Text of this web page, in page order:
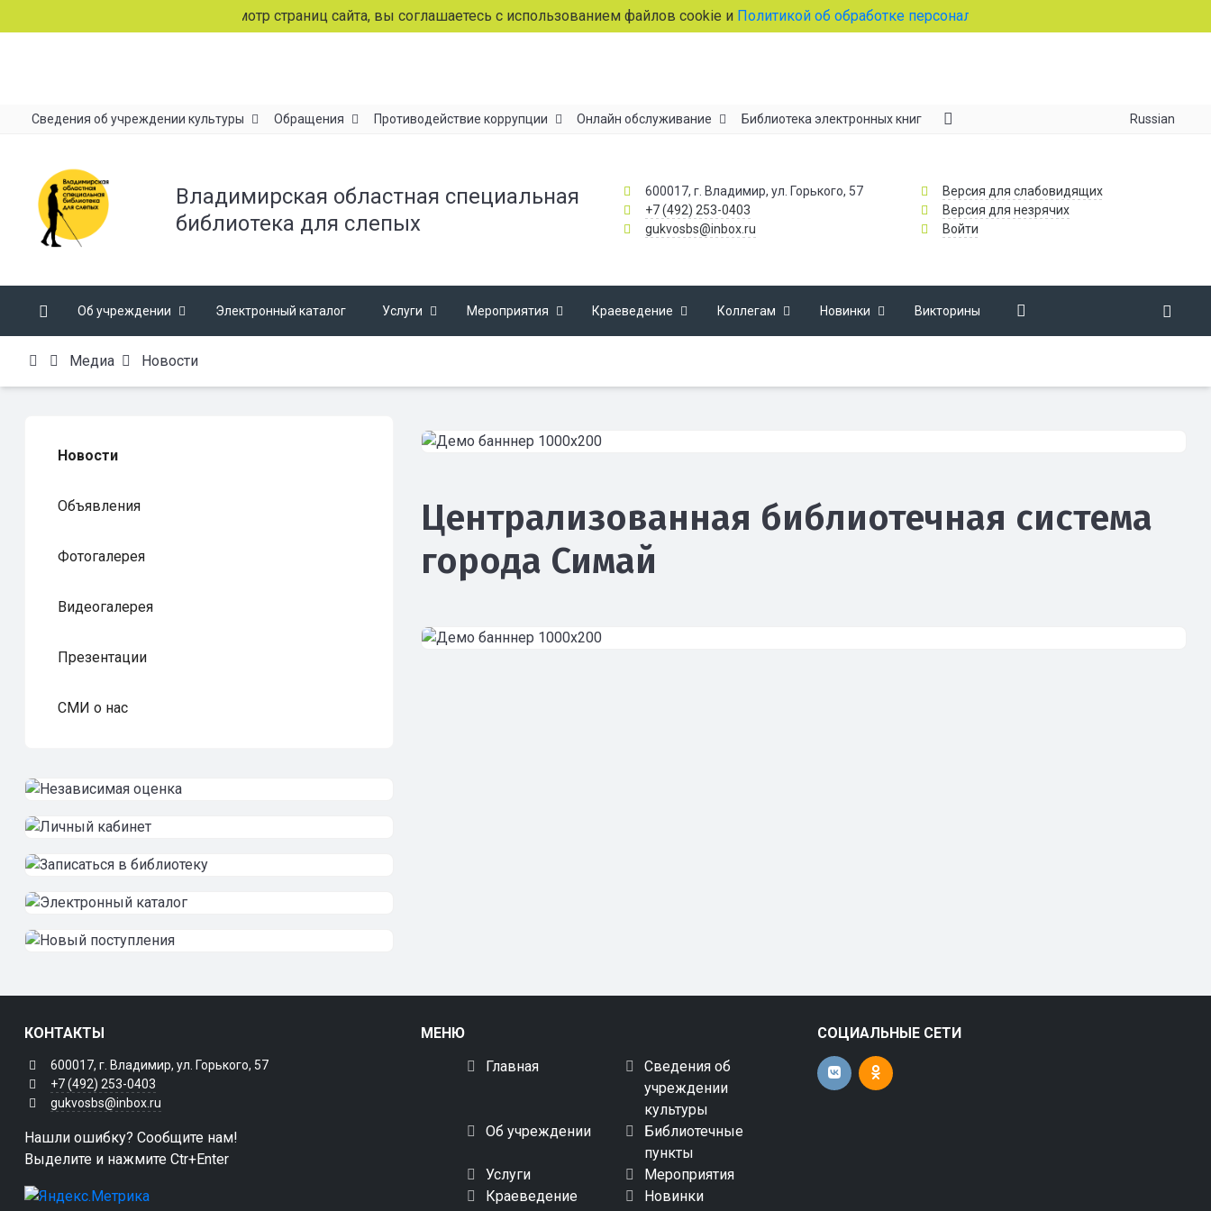
Продолжая просмотр страниц сайта, вы соглашаетесь с использованием файлов cookie и Политикой об обработке персональных данных
Сведения об учреждении культуры Обращения Противодействие коррупции Онлайн обслуживание Библиотека электронных книг Russian
Владимирская областная специальная
библиотека для слепых
600017, г. Владимир, ул. Горького, 57
+7 (492) 253-0403
gukvosbs@inbox.ru
Версия для слабовидящих
Версия для незрячих
Войти
Об учреждении Электронный каталог Услуги Мероприятия Краеведение Коллегам Новинки Викторины
Медиа Новости
Новости
Объявления
Фотогалерея
Видеогалерея
Презентации
СМИ о нас
Централизованная библиотечная система
города Симай
КОНТАКТЫ
600017, г. Владимир, ул. Горького, 57
+7 (492) 253-0403
gukvosbs@inbox.ru
Нашли ошибку? Сообщите нам!
Выделите и нажмите Ctr+Enter
МЕНЮ
Главная
Сведения об
учреждении
культуры
Об учреждении
Библиотечные
пункты
Услуги
Мероприятия
Краеведение
Новинки
СОЦИАЛЬНЫЕ СЕТИ